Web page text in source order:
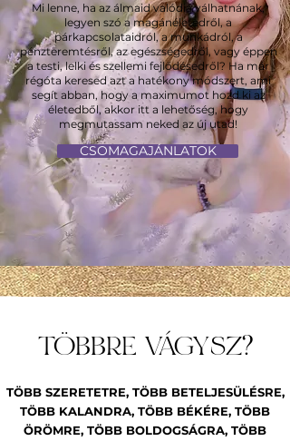
Mi lenne, ha az álmaid valódiá válhatnának,
legyen szó a magánéletedről, a
párkapcsolataidról, a munkádról, a
pénzteremtésről, az egészségedről, vagy éppen
a testi, lelki és szellemi fejlődésedről? Ha már
régóta keresed azt a hatékony módszert, ami
segít abban, hogy a maximumot hozd ki az
életedből, akkor itt a lehetőség, hogy
megmutassam neked az új utad!
CSOMAGAJÁNLATOK
TÖBBRE VÁGYSZ?
TÖBB SZERETETRE, TÖBB BETELJESÜLÉSRE,
TÖBB KALANDRA, TÖBB BÉKÉRE, TÖBB
ÖRÖMRE, TÖBB BOLDOGSÁGRA, TÖBB